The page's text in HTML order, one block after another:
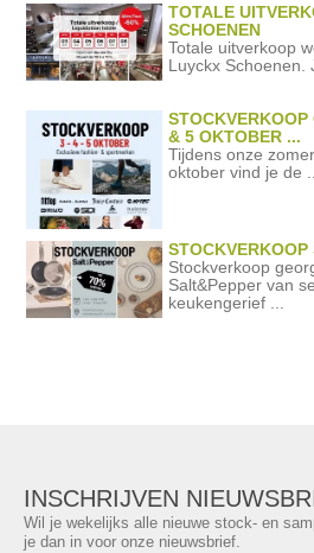
TOTALE
SCHOENEN
Totale uitverkoop
Luyckx Schoenen.
& 5 OKTOBER ...
Tijdens onze
oktober vind je de
STOCKVERKOOP
Stockverkoop
Salt&Pepper van
keukengerief ...
INSCHRIJVEN
Wil je wekelijks alle nieuwe stock- en
je dan in voor onze nieuwsbrief.